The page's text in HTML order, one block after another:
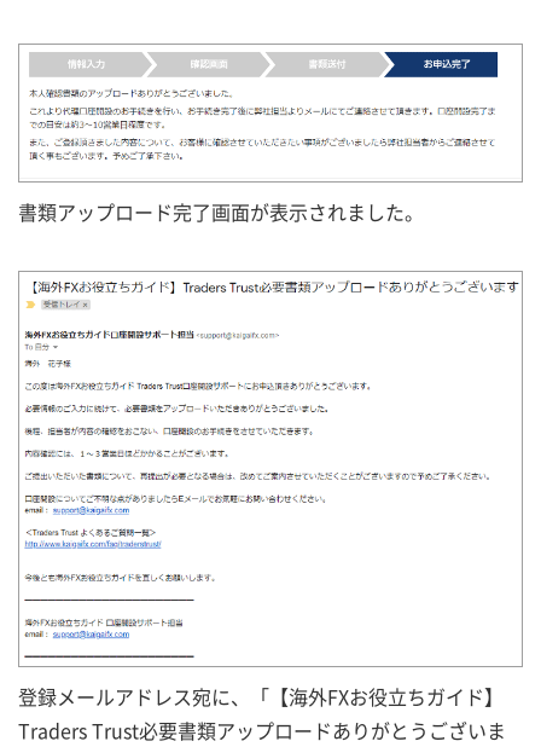
書類アップロード完了画面が表示されました。
登録メールアドレス宛に、「【海外FXお役立ちガイド】
Traders Trust必要書類アップロードありがとうございま